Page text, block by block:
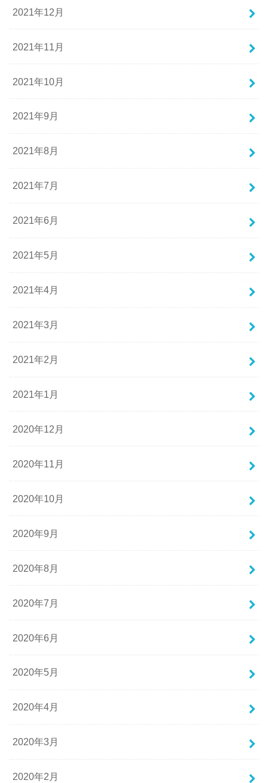
2021年12月
2021年11月
2021年10月
2021年9月
2021年8月
2021年7月
2021年6月
2021年5月
2021年4月
2021年3月
2021年2月
2021年1月
2020年12月
2020年11月
2020年10月
2020年9月
2020年8月
2020年7月
2020年6月
2020年5月
2020年4月
2020年3月
2020年2月